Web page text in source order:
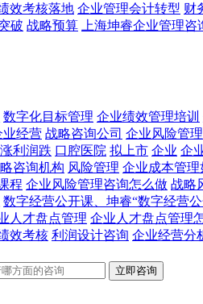
效考核落地 企业管理会计转型 财
破 战略预算 上海坤睿企业管理咨
数字化目标管理 企业绩效管理培训
业经营 战略咨询公司 企业风险管理
利润跌 口腔医院 拟上市 企业 企
咨询机构 风险管理 企业成本管理
程 企业风险管理咨询怎么做 战略
数字经营公开课、坤睿“数字经营
人才盘点管理 企业人才盘点管理
效考核 利润设计咨询 企业经营分